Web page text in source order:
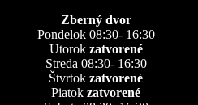
Zberný dvor
Pondelok 08:30- 16:30
Utorok zatvorené
Streda 08:30- 16:30
Štvrtok zatvorené
Piatok zatvorené